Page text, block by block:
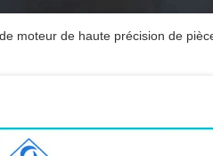
moteur de haute précision de